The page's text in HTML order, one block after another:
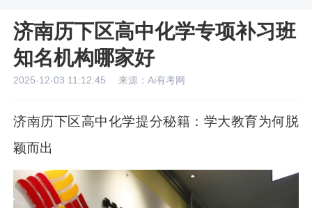
济南历下区高中化学专项补习班
知名机构哪家好
2025-12-03 11:12:45 来源：Ai有考网
济南历下区高中化学提分秘籍：学大教育为何脱
颖而出